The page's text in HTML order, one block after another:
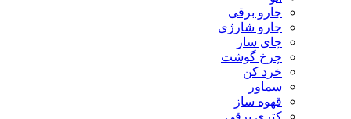
جارو برقی
جارو شارژی
چای ساز
چرخ گوشت
خرد کن
سماور
قهوه ساز